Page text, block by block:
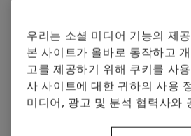
(EVERGREEN)’ 13기 본격
트남서 물 관련 봉사활동 전
8월 베트남 봉사활동에 앞서 사전
치 지원 및 식수 위생 및 물 안전,
우리는 소셜 미디어 기능의 제
본 사이트가 올바로 동작하고
고를 제공하기 위해 쿠키를 사
사 사이트에 대한 귀하의 사용
미디어, 광고 및 분석 협력사와